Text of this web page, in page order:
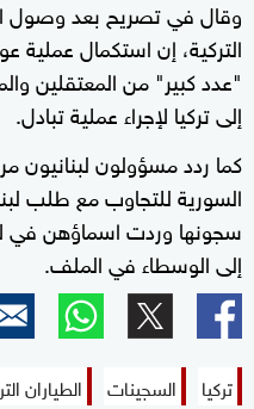
وقال في تصريح بعد وصول
التركية، إن استكمال
"عدد كبير" من المعتقلين
إلى تركيا لإجراء عملية تبادل.
كما ردد مسؤولون لبنانيون
السورية للتجاوب مع طلب
سجونها وردت اسماؤهن في
إلى الوسطاء في الملف.
تركيا السجينات الطياران